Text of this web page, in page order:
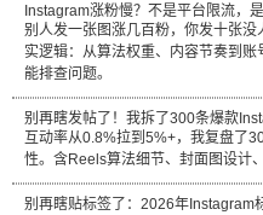
Instagram涨粉慢？不是平台限流，
别人发一张图涨几百粉，你发十张
实逻辑：从算法权重、内容节奏到
能排查问题。
别再瞎发帖了！我拆了300条爆款
互动率从0.8%拉到5%+，我复盘了
性。含Reels算法细节、封面图设计
别再瞎贴标签了：2026年Instagram